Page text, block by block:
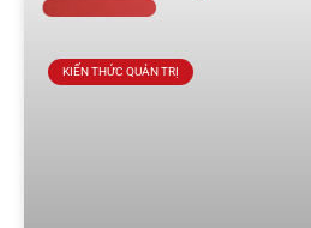
KIẾN THỨC QUẢN TRỊ